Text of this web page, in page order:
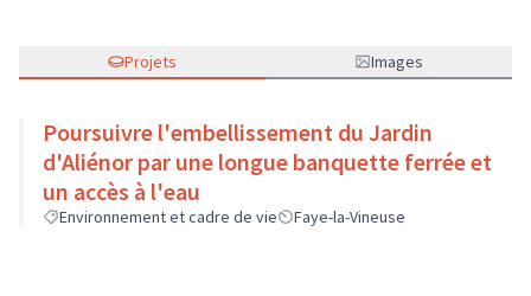
Projets Images
Poursuivre l'embellissement du Jardin
d'Aliénor par une longue banquette ferrée et
un accès à l'eau
Environnement et cadre de vie Faye-la-Vineuse